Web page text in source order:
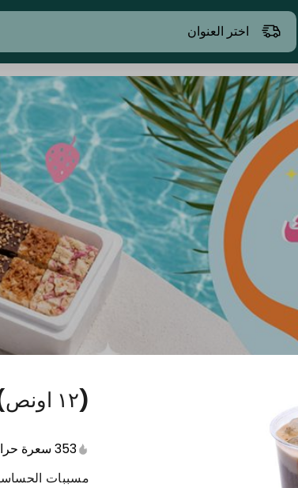
اختر العنوان
متنوعة منتجات صحية
(١٢ اونص) ايس لاتيه بندق
353 سعرة حرارية
مسببات